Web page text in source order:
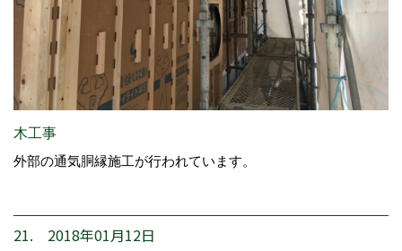
木工事
外部の通気胴縁施工が行われています。
21. 2018年01月12日